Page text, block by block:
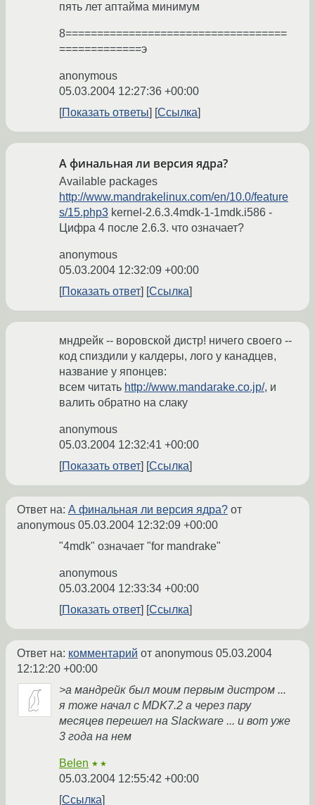
пять лет аптайма минимум
8===================================
=============э
anonymous
05.03.2004 12:27:36 +00:00
Показать ответы
Ссылка
А финальная ли версия ядра?
Available packages
http://www.mandrakelinux.com/en/10.0/feature
s/15.php3 kernel-2.6.3.4mdk-1-1mdk.i586 -
Цифра 4 после 2.6.3. что означает?
anonymous
05.03.2004 12:32:09 +00:00
Показать ответ
Ссылка
мндрейк -- воровской дистр! ничего своего --
код спиздили у калдеры, лого у канадцев,
название у японцев:
всем читать http://www.mandarake.co.jp/, и
валить обратно на слаку
anonymous
05.03.2004 12:32:41 +00:00
Показать ответ
Ссылка
Ответ на: А финальная ли версия ядра? от
anonymous 05.03.2004 12:32:09 +00:00
"4mdk" означает "for mandrake"
anonymous
05.03.2004 12:33:34 +00:00
Показать ответ
Ссылка
Ответ на: комментарий от anonymous 05.03.2004
12:12:20 +00:00
>а мандрейк был моим первым дистром ...
я тоже начал с MDK7.2 а через пару
месяцев перешел на Slackware ... и вот уже
3 года на нем
Belen ★★
05.03.2004 12:55:42 +00:00
Ссылка